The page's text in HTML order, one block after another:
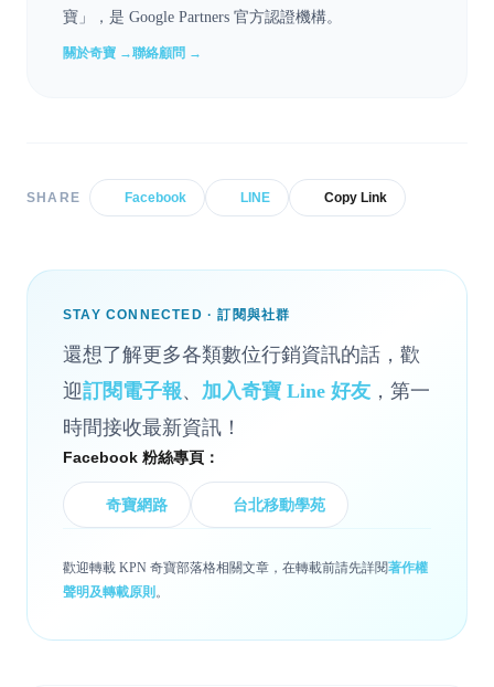
寶」，是 Google Partners 官方認證機構。
關於奇寶 →聯絡顧問 →
SHARE Facebook LINE Copy Link
STAY CONNECTED · 訂閱與社群
還想了解更多各類數位行銷資訊的話，歡
迎訂閱電子報、 加入奇寶 Line 好友 ，第一
時間接收最新資訊！
Facebook 粉絲專頁：
奇寶網路 台北移動學苑
歡迎轉載 KPN 奇寶部落格相關文章，在轉載前請先詳閱著作權
聲明及轉載原則 。